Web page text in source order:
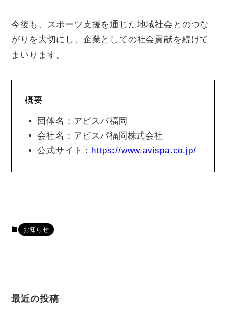
今後も、スポーツ支援を通じた地域社会とのつな
がりを大切にし、企業としての社会貢献を続けて
まいります。
概要
団体名：アビスパ福岡
会社名：アビスパ福岡株式会社
公式サイト： https://www.avispa.co.jp/
お知らせ
最近の投稿